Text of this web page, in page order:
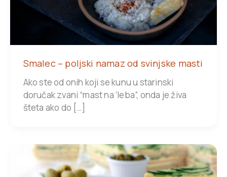
Smalec – poljski namaz od svinjske masti
Ako ste od onih koji se kunu u starinski
doručak zvani “mast na ‘leba”, onda je živa
šteta ako do […]